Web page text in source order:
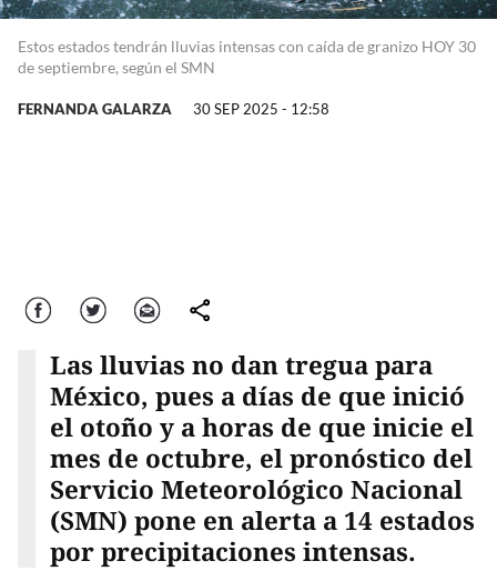
Estos estados tendrán lluvias intensas con caída de granizo HOY 30
de septiembre, según el SMN
FERNANDA GALARZA 30 SEP 2025 - 12:58
Facebook Twitter Correo comparte
Las lluvias no dan tregua para
México, pues a días de que inició
el otoño y a horas de que inicie el
mes de octubre, el pronóstico del
Servicio Meteorológico Nacional
(SMN) pone en alerta a 14 estados
por precipitaciones intensas.